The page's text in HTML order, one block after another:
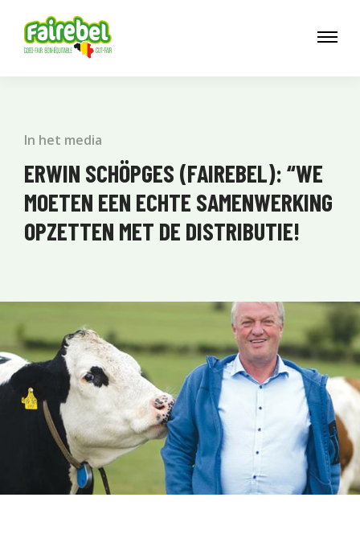
In het media
ERWIN SCHÖPGES (FAIREBEL): “WE
MOETEN EEN ECHTE SAMENWERKING
OPZETTEN MET DE DISTRIBUTIE!